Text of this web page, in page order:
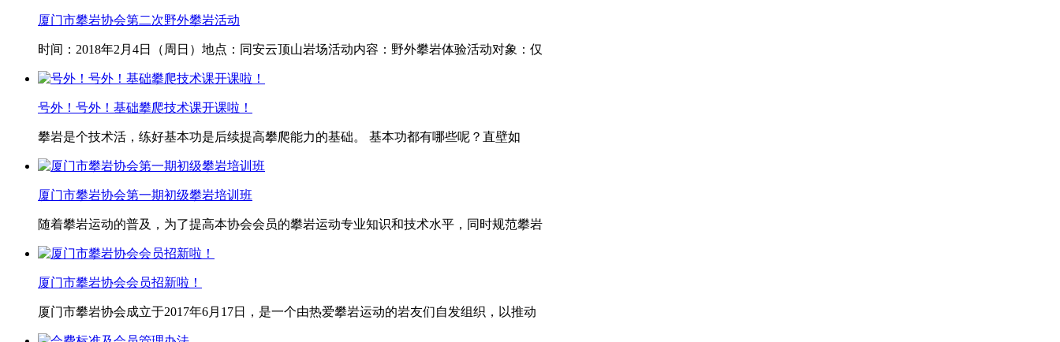
厦门市攀岩协会第二次野外攀岩活动
时间：2018年2月4日（周日）地点：同安云顶山岩场活动内容：野外攀岩体验活动对象：仅
号外！号外！基础攀爬技术课开课啦！
攀岩是个技术活，练好基本功是后续提高攀爬能力的基础。 基本功都有哪些呢？直壁如
厦门市攀岩协会第一期初级攀岩培训班
随着攀岩运动的普及，为了提高本协会会员的攀岩运动专业知识和技术水平，同时规范攀岩
厦门市攀岩协会会员招新啦！
厦门市攀岩协会成立于2017年6月17日，是一个由热爱攀岩运动的岩友们自发组织，以推动